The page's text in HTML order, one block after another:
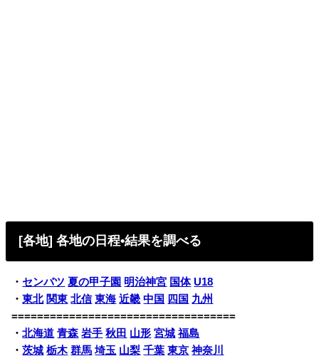
[各地] 各地の日程•結果を調べる
・ センバツ 夏の甲子園 明治神宮 国体 U18
・東北 関東 北信 東海 近畿 中国 四国 九州
===================================
・北海道 青森 岩手 秋田 山形 宮城 福島
・茨城 栃木 群馬 埼玉 山梨 千葉 東京 神奈川